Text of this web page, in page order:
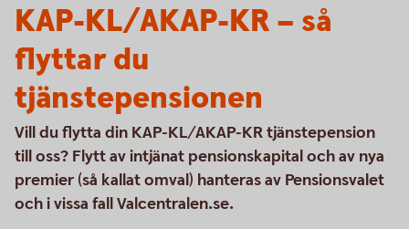
KAP-KL/AKAP-KR – så
flyttar du
tjänstepensionen
Vill du flytta din KAP-KL/AKAP-KR tjänstepension
till oss? Flytt av intjänat pensionskapital och av nya
premier (så kallat omval) hanteras av Pensionsvalet
och i vissa fall Valcentralen.se.